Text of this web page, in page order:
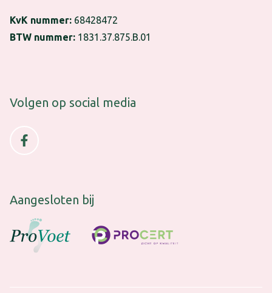
KvK nummer: 68428472
BTW nummer: 1831.37.875.B.01
Volgen op social media
Facebook (opens in new window)
Aangesloten bij